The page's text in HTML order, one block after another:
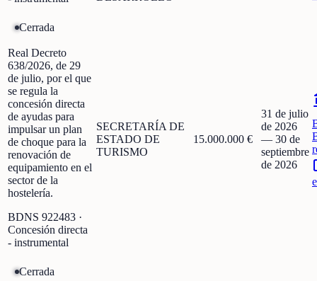
Cerrada
Real Decreto
638/2026, de 29
de julio, por el que
se regula la
concesión directa
de ayudas para
impulsar un plan
de choque para la
renovación de
equipamiento en el
sector de la
hostelería.
BDNS 922483 ·
Concesión directa
- instrumental
SECRETARÍA DE
ESTADO DE
TURISMO
15.000.000 €
31 de julio
de 2026
— 30 de
septiembre
de 2026
Cerrada